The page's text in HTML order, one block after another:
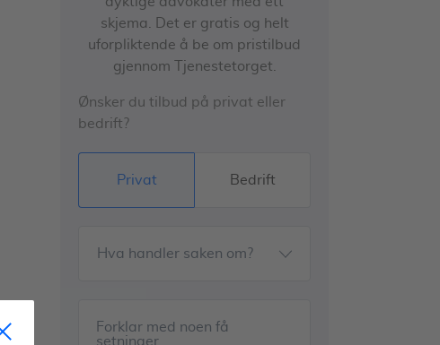
skjema. Det er gratis og helt
uforpliktende å be om pristilbud
gjennom Tjenestetorget.
Ønsker du tilbud på privat eller
bedrift?
Privat Bedrift
Hva handler saken om?
Forklar med noen få
setninger